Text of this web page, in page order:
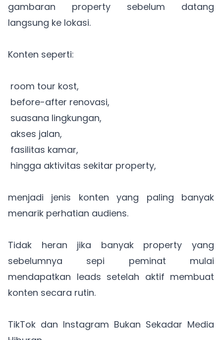
gambaran property sebelum datang
langsung ke lokasi.
Konten seperti:
room tour kost,
before-after renovasi,
suasana lingkungan,
akses jalan,
fasilitas kamar,
hingga aktivitas sekitar property,
menjadi jenis konten yang paling banyak
menarik perhatian audiens.
Tidak heran jika banyak property yang
sebelumnya sepi peminat mulai
mendapatkan leads setelah aktif membuat
konten secara rutin.
TikTok dan Instagram Bukan Sekadar Media